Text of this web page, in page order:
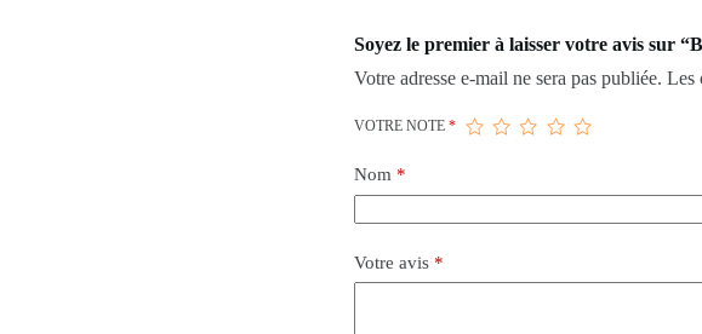
Soyez le premier à laisser votre avis sur
Votre adresse e-mail ne sera pas publiée. Les
VOTRE NOTE *
Nom *
Votre avis *